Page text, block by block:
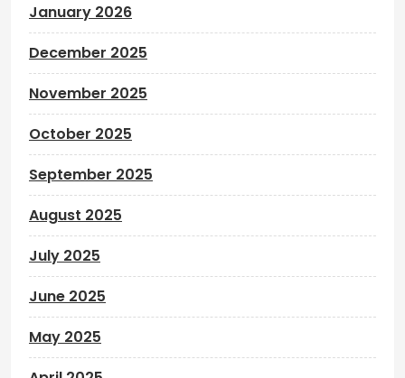
January 2026
December 2025
November 2025
October 2025
September 2025
August 2025
July 2025
June 2025
May 2025